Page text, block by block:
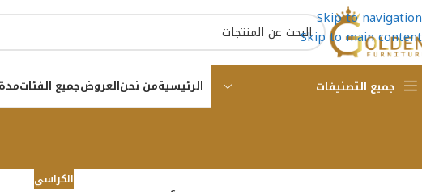
Skip to navigation
Skip to main content
جميع التصنيفات الرئيسيةمن نحنالعروضجميع الفئات
الكراسي